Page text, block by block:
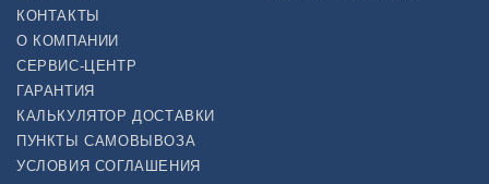
КОНТАКТЫ
О КОМПАНИИ
СЕРВИС-ЦЕНТР
ГАРАНТИЯ
КАЛЬКУЛЯТОР ДОСТАВКИ
ПУНКТЫ САМОВЫВОЗА
УСЛОВИЯ СОГЛАШЕНИЯ